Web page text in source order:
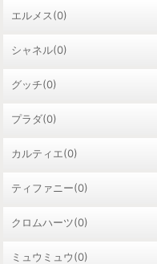
エルメス(0)
シャネル(0)
グッチ(0)
プラダ(0)
カルティエ(0)
ティファニー(0)
クロムハーツ(0)
ミュウミュウ(0)